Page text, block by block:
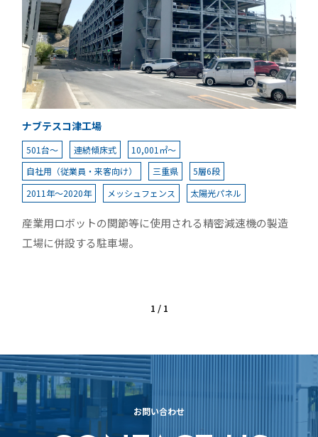
ナブテスコ津工場
501台～ 連続傾床式
10,001㎡～
自社用（従業員・来客向け）
三重県
5層6段
2011年～2020年
メッシュフェンス 太陽光パネル
産業用ロボットの関節等に使用される精密減速機の製造
工場に併設する駐車場。
1 / 1
お問い合わせ